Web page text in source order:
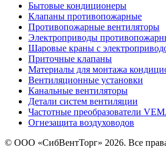
Бытовые кондиционеры
Клапаны противопожарные
Противопожарные вентиляторы
Электроприводы
Шаровые краны с
Приточные клапаны
Материалы для монтажа
Вентиляционные установки
Канальные вентиляторы
Детали систем вентиляции
Частотные преобразователи
Огнезащита воздуховодов
© ООО «СибВентТорг» 2026. Все